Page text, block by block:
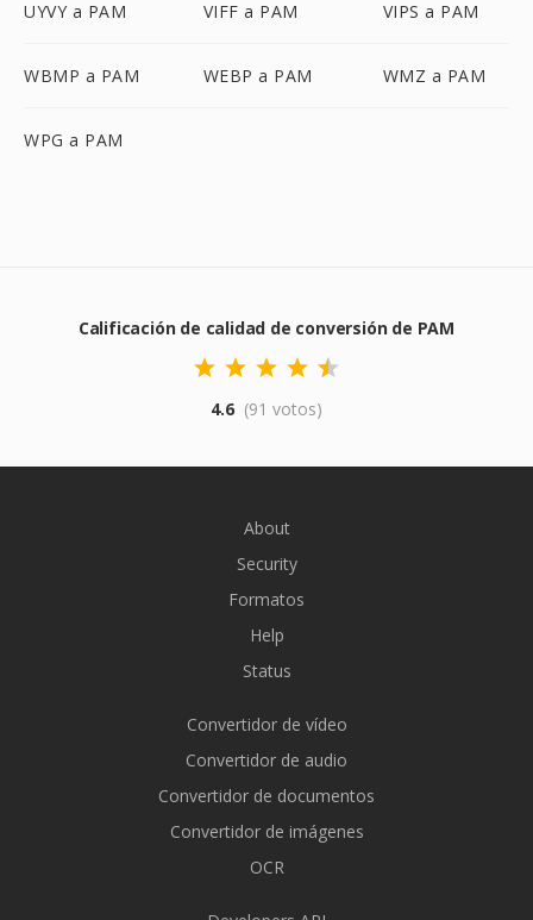
UYVY a PAM VIFF a PAM VIPS a PAM
WBMP a PAM WEBP a PAM WMZ a PAM
WPG a PAM
Calificación de calidad de conversión de PAM
4.6 (91 votos)
About
Security
Formatos
Help
Status
Convertidor de vídeo
Convertidor de audio
Convertidor de documentos
Convertidor de imágenes
OCR